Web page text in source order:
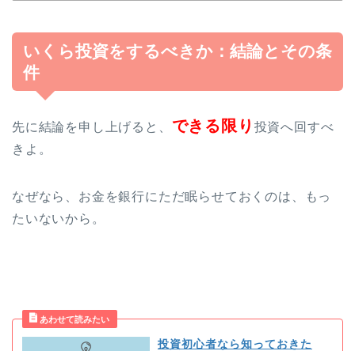
いくら投資をするべきか：結論とその条
件
先に結論を申し上げると、 できる限り 投資へ回すべ
きよ。
なぜなら、お金を銀行にただ眠らせておくのは、もっ
たいないから。
投資初心者なら知っておきた